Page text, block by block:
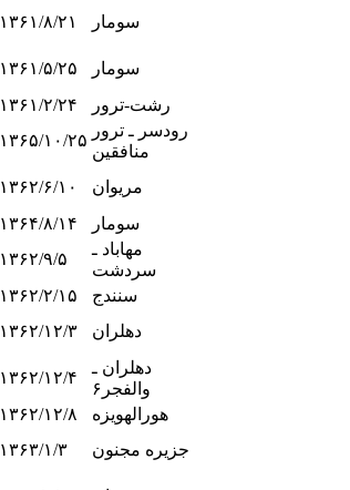
۱۳۶۱/۸/۲۱ سومار
۱۳۶۱/۵/۲۵
سومار
۱۳۶۱/۲/۲۴
رشت-ترور
۱۳۶۵/۱۰/۲۵
رودسر ـ ترور
منافقین
۱۳۶۲/۶/۱۰
مریوان
۱۳۶۴/۸/۱۴
سومار
۱۳۶۲/۹/۵
مهاباد ـ
سردشت
۱۳۶۲/۲/۱۵
سنندج
۱۳۶۲/۱۲/۳ دهلران
۱۳۶۲/۱۲/۴
دهلران ـ
والفجر۶
۱۳۶۲/۱۲/۸
هورالهویزه
۱۳۶۳/۱/۳ جزیره مجنون